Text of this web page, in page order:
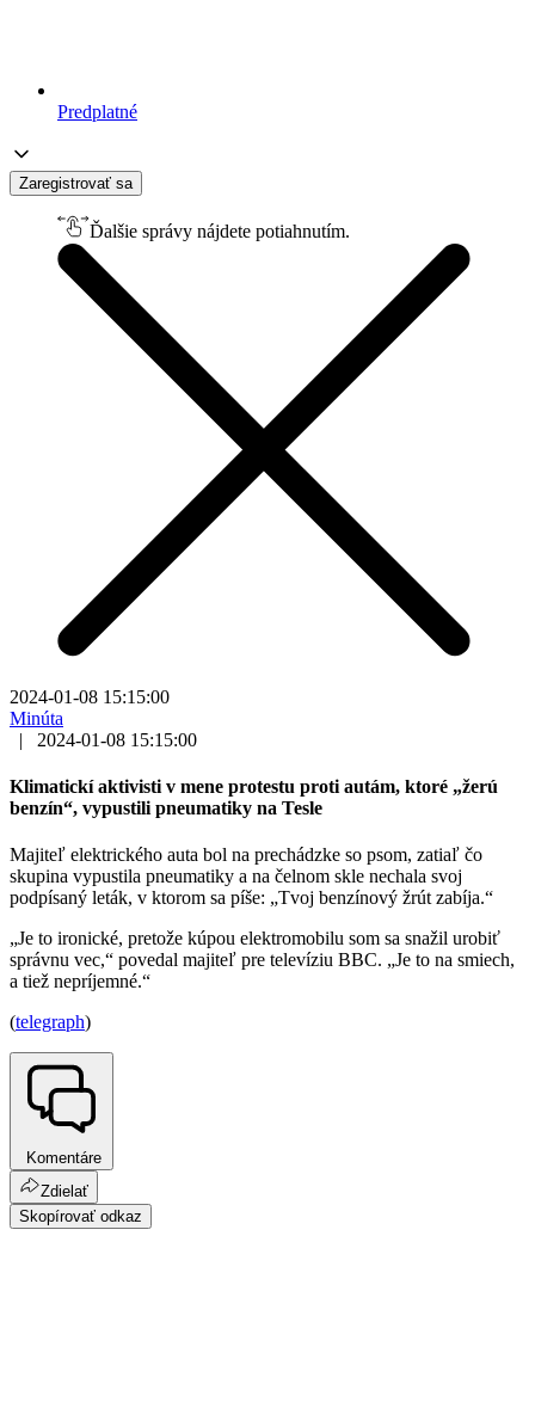
Predplatné
Zaregistrovať sa
Ďalšie správy nájdete potiahnutím.
2024-01-08 15:15:00
Minúta
|
2024-01-08 15:15:00
Klimatickí aktivisti v mene protestu proti autám, ktoré „žerú
benzín“, vypustili pneumatiky na Tesle
Majiteľ elektrického auta bol na prechádzke so psom, zatiaľ čo
skupina vypustila pneumatiky a na čelnom skle nechala svoj
podpísaný leták, v ktorom sa píše: „Tvoj benzínový žrút zabíja.“
„Je to ironické, pretože kúpou elektromobilu som sa snažil urobiť
správnu vec,“ povedal majiteľ pre televíziu BBC. „Je to na smiech,
a tiež nepríjemné.“
(telegraph)
Komentáre
Zdielať
Skopírovať odkaz